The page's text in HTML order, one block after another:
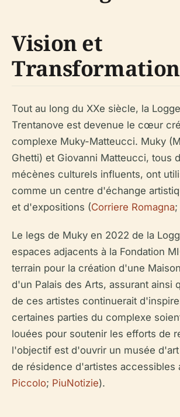
Vision et
Transformation
Tout au long du XXe siècle, la
Trentanove est devenue le cœur
complexe Muky-Matteucci. Muky
Ghetti) et Giovanni Matteucci, tous
mécènes culturels influents, ont
comme un centre d'échange
et d'expositions (Corriere Romagna;
Le legs de Muky en 2022 de la
espaces adjacents à la Fondation
terrain pour la création d'une
d'un Palais des Arts, assurant ainsi
de ces artistes continuerait
certaines parties du complexe
louées pour soutenir les efforts de
l'objectif est d'ouvrir un musée
de résidence d'artistes accessibles
Piccolo; PiuNotizie).